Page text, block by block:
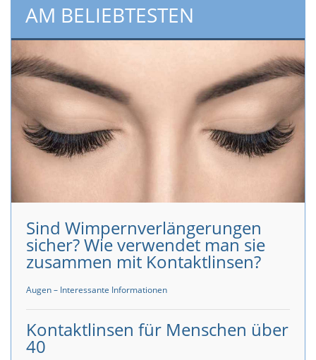
AM BELIEBTESTEN
Sind Wimpernverlängerungen
sicher? Wie verwendet man sie
zusammen mit Kontaktlinsen?
Augen – Interessante Informationen
Kontaktlinsen für Menschen über
40